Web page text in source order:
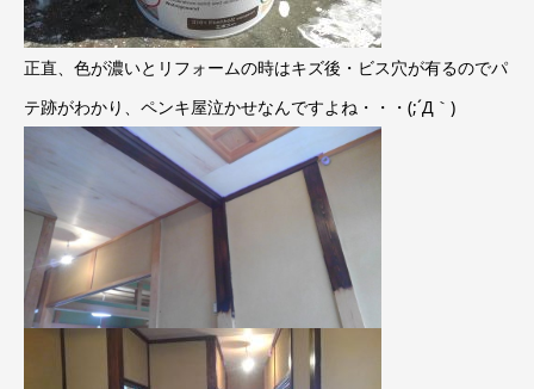
正直、色が濃いとリフォームの時はキズ後・ビス穴が有るのでパ
テ跡がわかり、ペンキ屋泣かせなんですよね・・・(;´Д｀)